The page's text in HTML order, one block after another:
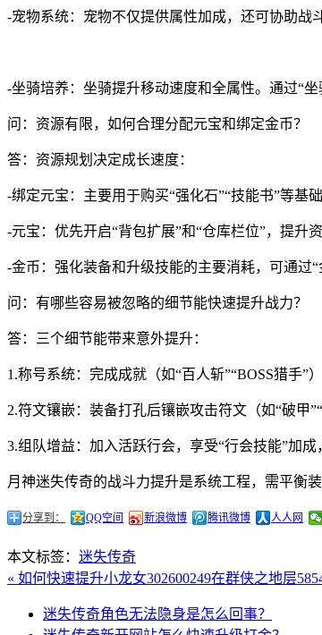
-宠物系统：宠物不仅提供属性加成，还可协助战
-坐骑培养：坐骑提升移动速度和全属性。通过“
问：资源有限，如何合理分配元宝和绑定金币？
答：资源规划决定成长速度：
-绑定元宝：主要用于购买“强化石”“技能书”等基
-元宝：优先开启“背包扩展”和“仓库栏位”，提升
-金币：强化装备和升级技能的主要消耗，可通过“
问：有哪些容易被忽略的细节能快速提升战力？
答：三个细节能带来意外提升：
1.称号系统：完成成就（如“百人斩”“BOSS猎手”
2.符文镶嵌：装备打孔后镶嵌攻击符文（如“破甲
3.组队增益：加入活跃行会，享受“行会技能”加成
月神迷失传奇的战斗力提升是系统工程，需平衡
分享到： QQ空间 新浪微博 腾讯微博 人人网
本文标签： 迷失传奇
« 如何快速提升小龙女302600249在群侠之地层
迷失传奇角色无法隐身是怎么回事？